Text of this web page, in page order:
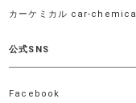
カーケミカル car-chemical
公式SNS
Facebook